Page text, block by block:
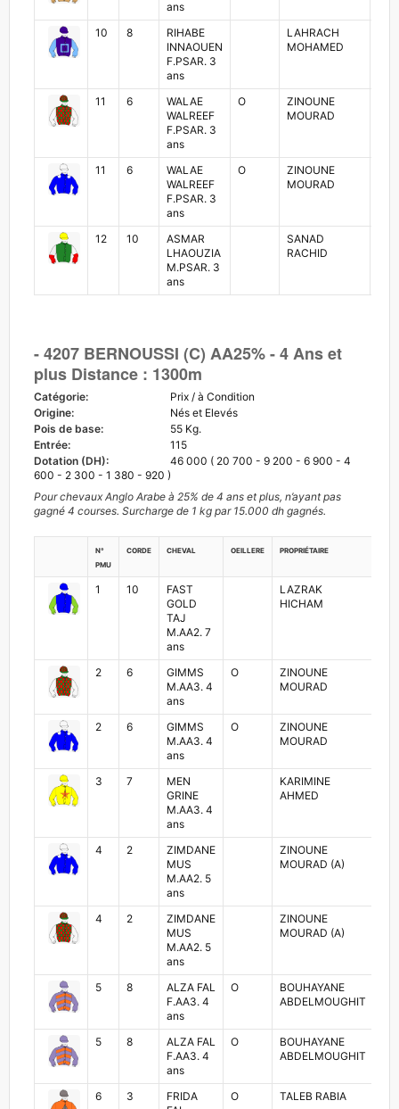
ans
10
8
RIHABE
INNAOUEN
F.PSAR. 3
ans
LAHRACH
MOHAMED
11 6
WALAE
WALREEF
F.PSAR. 3
ans
O
ZINOUNE
MOURAD
11 6
WALAE
WALREEF
F.PSAR. 3
ans
O
ZINOUNE
MOURAD
12 10
ASMAR
LHAOUZIA
M.PSAR. 3
ans
SANAD
RACHID
- 4207 BERNOUSSI (C) AA25% - 4 Ans et
plus Distance : 1300m
Catégorie:
Prix / à Condition
Origine:
Nés et Elevés
Pois de base:
55 Kg.
Entrée:
115
Dotation (DH):
46 000 ( 20 700 - 9 200 - 6 900 - 4
600 - 2 300 - 1 380 - 920 )
Pour chevaux Anglo Arabe à 25% de 4 ans et plus, n’ayant pas
gagné 4 courses. Surcharge de 1 kg par 15.000 dh gagnés.
N°
PMU
Corde Cheval Oeillere Propriétaire
1 10
FAST
GOLD
TAJ
M.AA2. 7
ans
LAZRAK
HICHAM
2 6
GIMMS
M.AA3. 4
ans
O
ZINOUNE
MOURAD
2 6
GIMMS
M.AA3. 4
ans
O
ZINOUNE
MOURAD
3 7
MEN
GRINE
M.AA3. 4
ans
KARIMINE
AHMED
4 2
ZIMDANE
MUS
M.AA2. 5
ans
ZINOUNE
MOURAD (A)
4 2
ZIMDANE
MUS
M.AA2. 5
ans
ZINOUNE
MOURAD (A)
5 8
ALZA FAL
F.AA3. 4
ans
O
BOUHAYANE
ABDELMOUGHIT
5 8
ALZA FAL
F.AA3. 4
ans
O
BOUHAYANE
ABDELMOUGHIT
6 3
FRIDA
O TALEB RABIA